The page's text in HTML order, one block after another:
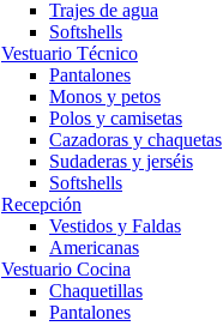
Trajes de agua
Softshells
Vestuario Técnico
Pantalones
Monos y petos
Polos y camisetas
Cazadoras y chaquetas
Sudaderas y jerséis
Softshells
Recepción
Vestidos y Faldas
Americanas
Vestuario Cocina
Chaquetillas
Pantalones